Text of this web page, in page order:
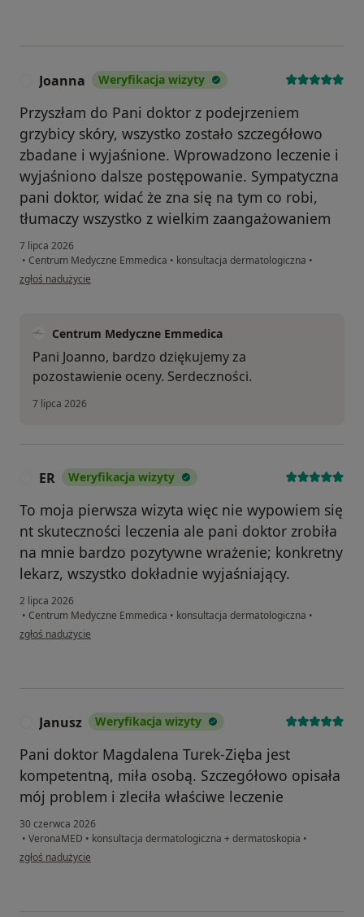
Joanna Weryfikacja wizyty
Przyszłam do Pani doktor z podejrzeniem
grzybicy skóry, wszystko zostało szczegółowo
zbadane i wyjaśnione. Wprowadzono leczenie i
wyjaśniono dalsze postępowanie. Sympatyczna
pani doktor, widać że zna się na tym co robi,
tłumaczy wszystko z wielkim zaangażowaniem
7 lipca 2026
• Centrum Medyczne Emmedica • konsultacja dermatologiczna •
w opinii użytkownika Joanna
zgłoś nadużycie
Centrum Medyczne Emmedica
Pani Joanno, bardzo dziękujemy za
pozostawienie oceny. Serdeczności.
7 lipca 2026
ER Weryfikacja wizyty
To moja pierwsza wizyta więc nie wypowiem się
nt skuteczności leczenia ale pani doktor zrobiła
na mnie bardzo pozytywne wrażenie; konkretny
lekarz, wszystko dokładnie wyjaśniający.
2 lipca 2026
• Centrum Medyczne Emmedica • konsultacja dermatologiczna •
w opinii użytkownika ER
zgłoś nadużycie
Janusz Weryfikacja wizyty
Pani doktor Magdalena Turek-Zięba jest
kompetentną, miła osobą. Szczegółowo opisała
mój problem i zleciła właściwe leczenie
30 czerwca 2026
• VeronaMED • konsultacja dermatologiczna + dermatoskopia •
w opinii użytkownika Janusz
zgłoś nadużycie